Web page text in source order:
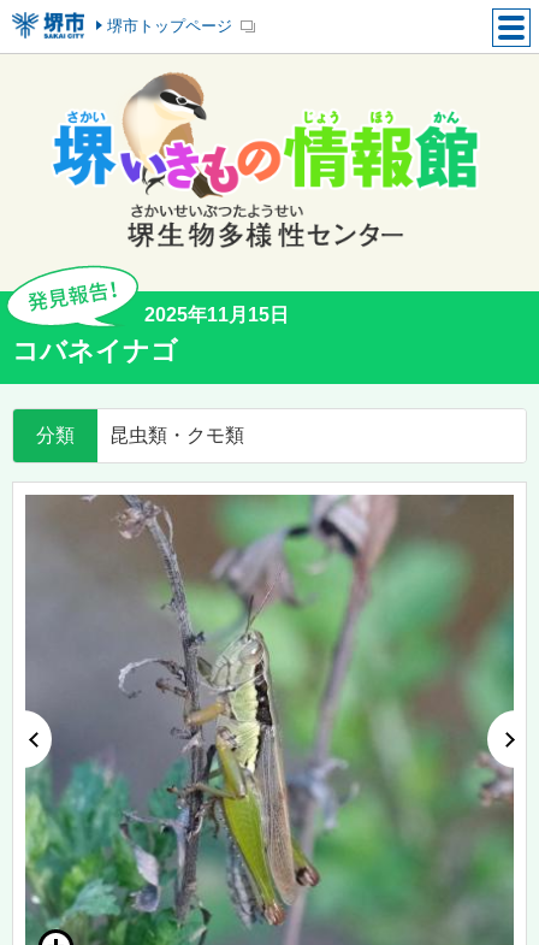
堺市トップページ
2025年11月15日
コバネイナゴ
分類 昆虫類・クモ類